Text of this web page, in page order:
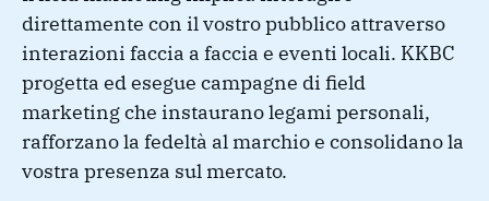
direttamente con il vostro pubblico attraverso
interazioni faccia a faccia e eventi locali. KKBC
progetta ed esegue campagne di field
marketing che instaurano legami personali,
rafforzano la fedeltà al marchio e consolidano la
vostra presenza sul mercato.